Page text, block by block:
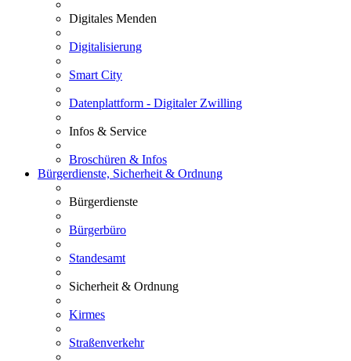
Digitales Menden
Digitalisierung
Smart City
Datenplattform - Digitaler Zwilling
Infos & Service
Broschüren & Infos
Bürgerdienste, Sicherheit & Ordnung
Bürgerdienste
Bürgerbüro
Standesamt
Sicherheit & Ordnung
Kirmes
Straßenverkehr